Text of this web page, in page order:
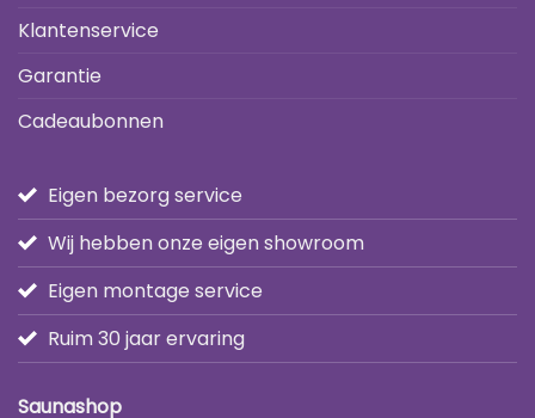
Klantenservice
Garantie
Cadeaubonnen
Eigen bezorg service
Wij hebben onze eigen showroom
Eigen montage service
Ruim 30 jaar ervaring
Saunashop